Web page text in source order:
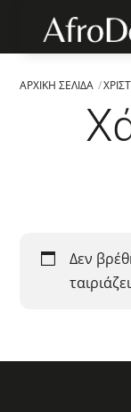
content
ΑΡΧΙΚΉ ΣΕΛΊΔΑ
Δεν